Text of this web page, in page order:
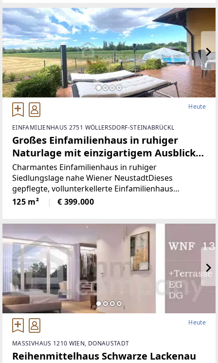
Heute
EINFAMILIENHAUS 2751 WÖLLERSDORF-STEINABRÜCKL
Großes Einfamilienhaus in ruhiger
Naturlage mit einzigartigem Ausblick
und Ausbaupotenzial!
Charmantes Einfamilienhaus in ruhiger
Siedlungslage nahe Wiener NeustadtDieses
gepflegte, vollunterkellerte Einfamilienhaus
überzeugt durch seine idyllische Lage, moderne
Ausstattung und vielseitige Nutzungsmöglichkeiten
125 m² € 399.000
Heute
MASSIVHAUS 1210 WIEN, DONAUSTADT
Reihenmittelhaus Schwarze Lackenau